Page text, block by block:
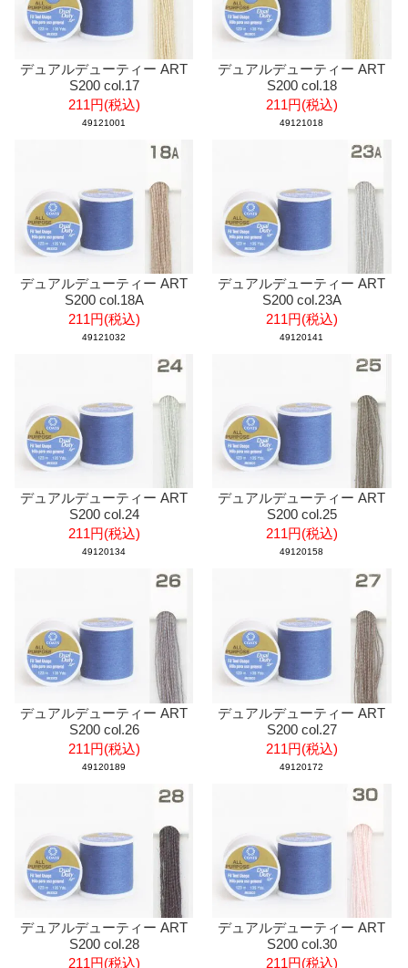
デュアルデューティー ART
S200 col.17
211円(税込)
49121001
デュアルデューティー ART
S200 col.18
211円(税込)
49121018
デュアルデューティー ART
S200 col.18A
211円(税込)
49121032
デュアルデューティー ART
S200 col.23A
211円(税込)
49120141
デュアルデューティー ART
S200 col.24
211円(税込)
49120134
デュアルデューティー ART
S200 col.25
211円(税込)
49120158
デュアルデューティー ART
S200 col.26
211円(税込)
49120189
デュアルデューティー ART
S200 col.27
211円(税込)
49120172
デュアルデューティー ART
S200 col.28
211円(税込)
デュアルデューティー ART
S200 col.30
211円(税込)